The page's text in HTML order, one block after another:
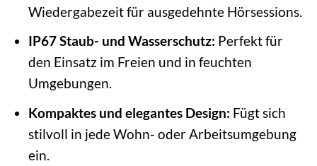
Wiedergabezeit für ausgedehnte Hörsessions.
IP67 Staub- und Wasserschutz: Perfekt für
den Einsatz im Freien und in feuchten
Umgebungen.
Kompaktes und elegantes Design: Fügt sich
stilvoll in jede Wohn- oder Arbeitsumgebung
ein.